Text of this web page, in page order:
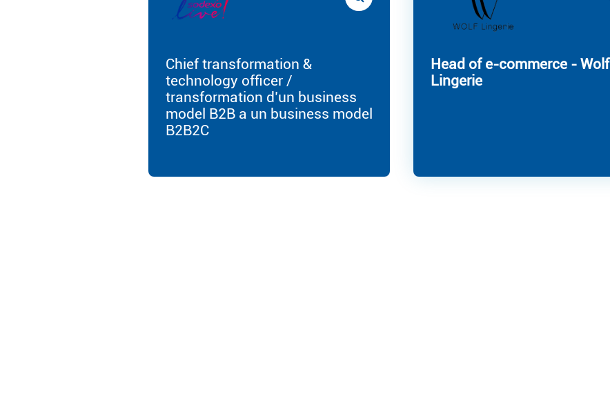
Chief transformation &
technology officer /
transformation d’un business
model B2B a un business model
B2B2C
Head of e-commerce - Wolf
Lingerie